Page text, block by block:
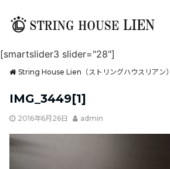
[smartslider3 slider="28"]
String House Lien（ストリングハウスリアン）
IMG_3449[1]
2016年6月26日 admin